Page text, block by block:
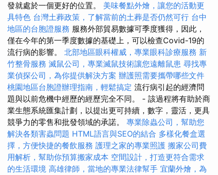
發就處於一個更好的位置。 美味餐點外燴，讓您的活動更
具特色 台灣土葬政策，了解當前的土葬是否仍然可行 台中
地區的台胞證服務 服務外部貿易數據可季度獲得，因此，
僅在今年的第一季度數據的基礎上，可以檢查Covid-19的
流行病的影響。 北部地區眼科權威，專業眼科診療服務 新
竹整骨服務 滅鼠公司，專業滅鼠技術讓您遠離鼠患 尋找專
業偵探公司，為你提供解決方案 辦護照需要攜帶哪些文件
桃園地區台胞證辦理指南，輕鬆搞定 流行病引起的經濟問
題與以前危機中經歷的經歷完全不同。 - 該過程將有助於商
業生態系統匯集計劃，以提出更可持續，數字，靈活，更具
競爭力的零售和批發領域的承諾。 專業除蟲公司，幫助您
解決各類害蟲問題 HTML語言與SEO的結合 多樣化餐盒選
擇，方便快捷的餐飲服務 護理之家的專業照護 搬家公司費
用解析，幫助你預算搬家成本 空間設計，打造更符合需求
的生活環境 高雄律師，當地的專業法律幫手 宜蘭外燴，為